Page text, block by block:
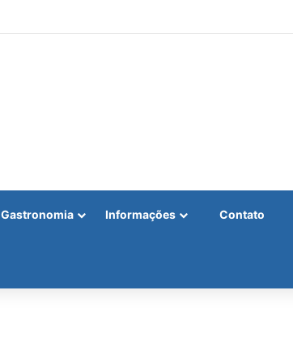
Gastronomia Informações Contato